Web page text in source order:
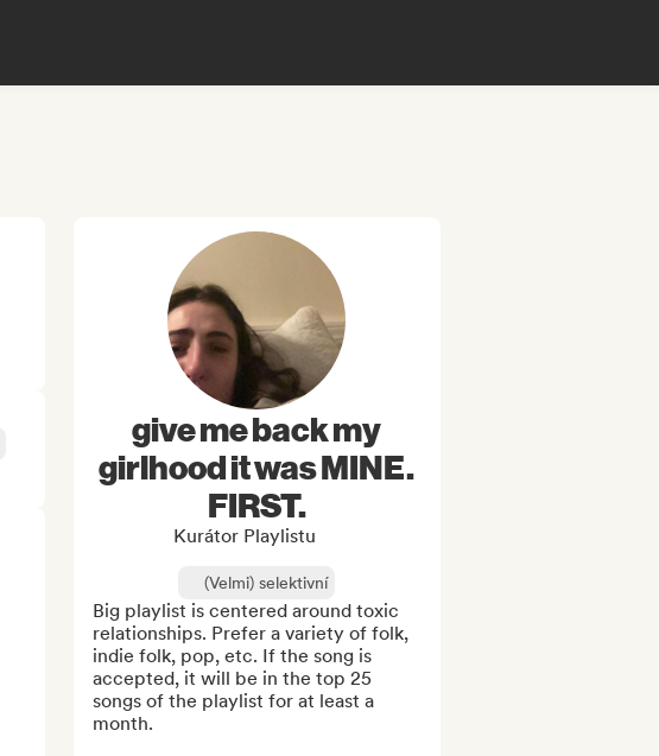
give me back my
girlhood it was MINE.
FIRST.
Kurátor Playlistu
(Velmi) selektivní
Big playlist is centered around toxic
relationships. Prefer a variety of folk,
indie folk, pop, etc. If the song is
accepted, it will be in the top 25
songs of the playlist for at least a
month.